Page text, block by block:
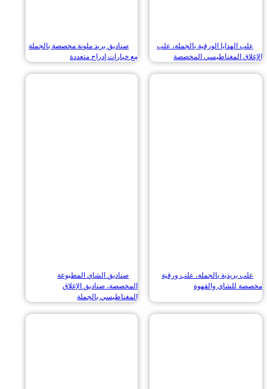
الهدايا الورقية بالجملة، علب
المغناطيسي المخصصة
صناديق بريد ملونة مخصصة بالجملة
مع خيارات إدراج متعددة
بريدية بالجملة، علب ورقية
للشاي والقهوة
صناديق الشاي المطبوعة
المخصصة، صناديق الإغلاق
المغناطيسي بالجملة